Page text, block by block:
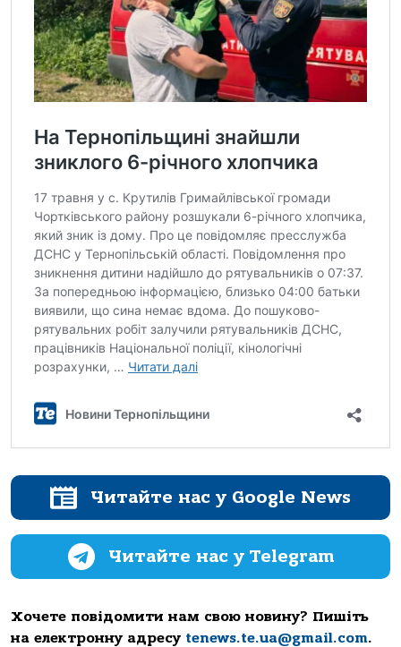
Читайте нас у Google News
Читайте нас у Telegram
Хочете повідомити нам свою новину? Пишіть
на електронну адресу tenews.te.ua@gmail.com.